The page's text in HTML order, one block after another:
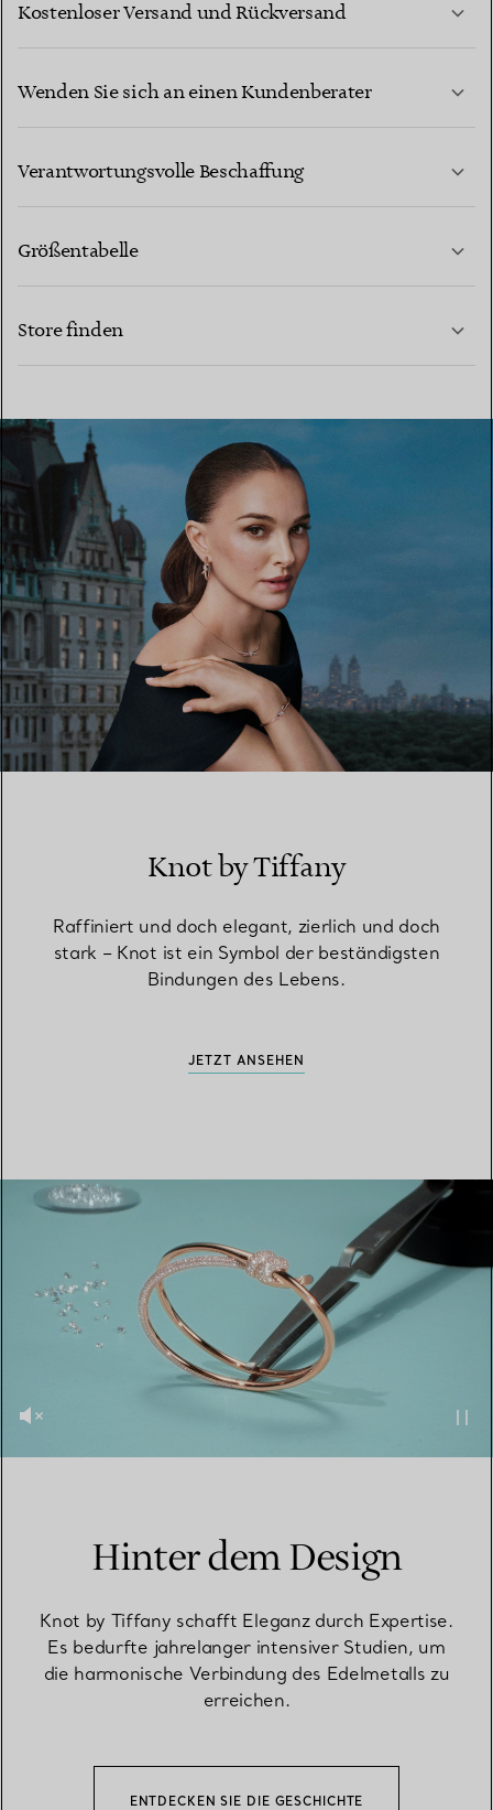
Kostenloser Versand und Rückversand
Wenden Sie sich an einen Kundenberater
Verantwortungsvolle Beschaffung
Größentabelle
Store finden
EINEN STORE IN IHRER NÄHE FINDEN
Knot by Tiffany
Raffiniert und doch elegant, zierlich und doch
stark – Knot ist ein Symbol der beständigsten
Bindungen des Lebens.
JETZT ANSEHEN
Hinter dem Design
Knot by Tiffany schafft Eleganz durch Expertise.
Es bedurfte jahrelanger intensiver Studien, um
die harmonische Verbindung des Edelmetalls zu
erreichen.
ENTDECKEN SIE DIE GESCHICHTE